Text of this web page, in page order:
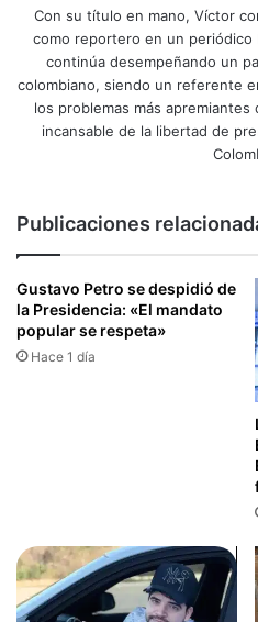
Con su título en mano, Víctor
como reportero en un periódico
continúa desempeñando un
colombiano, siendo un referente
los problemas más
incansable de la libertad de
Publicaciones
Gustavo Petro se despidió de
la Presidencia: «El mandato
popular se respeta»
Hace 1 día